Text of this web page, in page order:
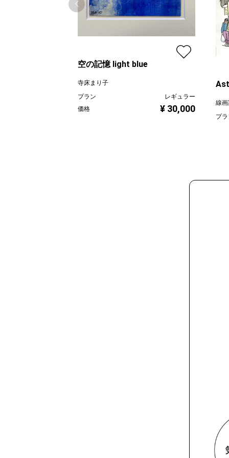
空の記憶 light blue
寺床まり子
プラン
レギュラー
価格
¥ 30,000
線
プ